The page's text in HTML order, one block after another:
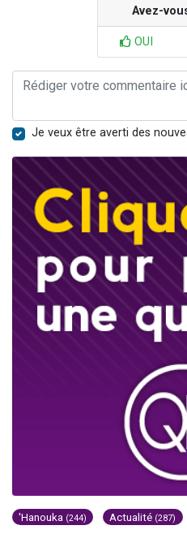
Avez-
OUI
Je veux être averti des
'Hanouka (244) Actualité (287)